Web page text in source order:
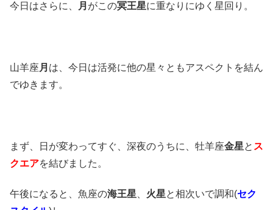
今日はさらに、 月 がこの冥王星に重なりにゆく星回り。
山羊座 月 は、今日は活発に他の星々ともアスペクトを結ん
でゆきます。
まず、日が変わってすぐ、深夜のうちに、牡羊座金星と ス
クエアを結びました。
午後になると、魚座の海王星 火星と相次いで調和(セク